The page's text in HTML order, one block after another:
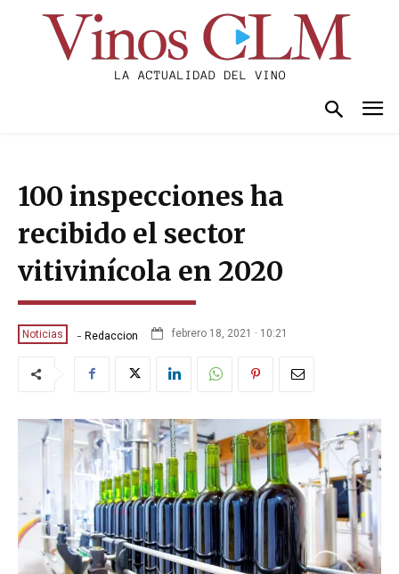
100 inspecciones ha
recibido el sector
vitivinícola en 2020
Noticias - Redaccion febrero 18, 2021 · 10:21